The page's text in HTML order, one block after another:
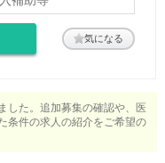
気になる
した。追加募集の確認や、医
件の求人の紹介をご希望の